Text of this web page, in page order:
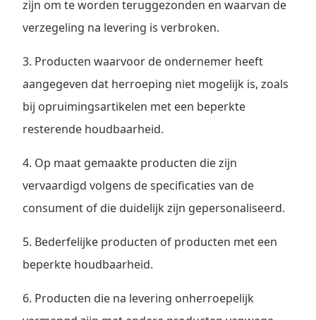
zijn om te worden teruggezonden en waarvan de
verzegeling na levering is verbroken.
3. Producten waarvoor de ondernemer heeft
aangegeven dat herroeping niet mogelijk is, zoals
bij opruimingsartikelen met een beperkte
resterende houdbaarheid.
4. Op maat gemaakte producten die zijn
vervaardigd volgens de specificaties van de
consument of die duidelijk zijn gepersonaliseerd.
5. Bederfelijke producten of producten met een
beperkte houdbaarheid.
6. Producten die na levering onherroepelijk